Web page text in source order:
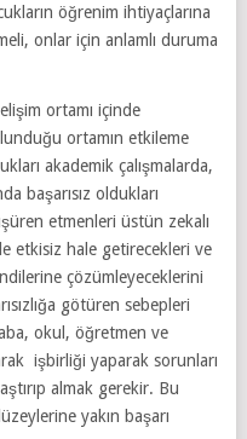
öğrenim ihtiyaçlarına
onlar için anlamlı duruma
ortamı içinde
ortamın etkileme
akademik çalışmalarda,
başarısız oldukları
etmenleri üstün zekalı
etkisiz hale getirecekleri ve
çözümleyeceklerini
götüren sebepleri
okul, öğretmen ve
işbirliği yaparak sorunları
almak gerekir. Bu
yakın başarı